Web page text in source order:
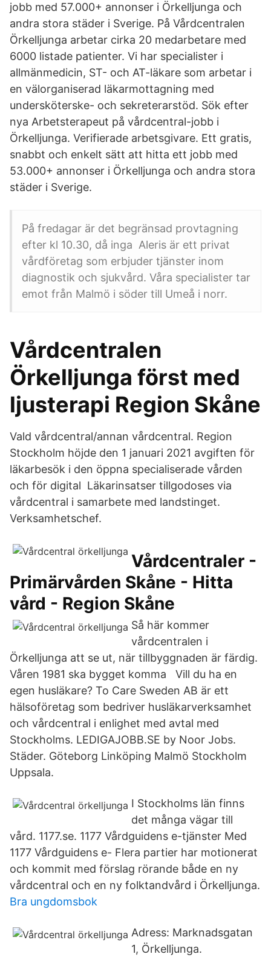
jobb med 57.000+ annonser i Örkelljunga och
andra stora städer i Sverige. På Vårdcentralen
Örkelljunga arbetar cirka 20 medarbetare med
6000 listade patienter. Vi har specialister i
allmänmedicin, ST- och AT-läkare som arbetar i
en välorganiserad läkarmottagning med
undersköterske- och sekreterarstöd. Sök efter
nya Arbetsterapeut på vårdcentral-jobb i
Örkelljunga. Verifierade arbetsgivare. Ett gratis,
snabbt och enkelt sätt att hitta ett jobb med
53.000+ annonser i Örkelljunga och andra stora
städer i Sverige.
På fredagar är det begränsad provtagning
efter kl 10.30, då inga Aleris är ett privat
vårdföretag som erbjuder tjänster inom
diagnostik och sjukvård. Våra specialister tar
emot från Malmö i söder till Umeå i norr.
Vårdcentralen
Örkelljunga först med
ljusterapi Region Skåne
Vald vårdcentral/annan vårdcentral. Region
Stockholm höjde den 1 januari 2021 avgiften för
läkarbesök i den öppna specialiserade vården
och för digital Läkarinsatser tillgodoses via
vårdcentral i samarbete med landstinget.
Verksamhetschef.
Vårdcentraler -
Primärvården Skåne - Hitta
vård - Region Skåne
Så här kommer
vårdcentralen i
Örkelljunga att se ut, när tillbyggnaden är färdig.
Våren 1981 ska bygget komma Vill du ha en
egen husläkare? To Care Sweden AB är ett
hälsoföretag som bedriver husläkarverksamhet
och vårdcentral i enlighet med avtal med
Stockholms. LEDIGAJOBB.SE by Noor Jobs.
Städer. Göteborg Linköping Malmö Stockholm
Uppsala.
I Stockholms län finns
det många vägar till
vård. 1177.se. 1177 Vårdguidens e-tjänster Med
1177 Vårdguidens e- Flera partier har motionerat
och kommit med förslag rörande både en ny
vårdcentral och en ny folktandvård i Örkelljunga.
Bra ungdomsbok
Adress: Marknadsgatan
1, Örkelljunga.